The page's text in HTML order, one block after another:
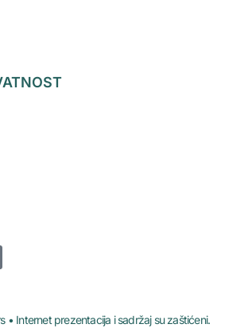
Internet prezentacija i sadržaj su zaštićeni.